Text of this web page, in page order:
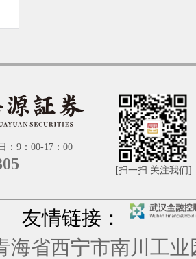
：9：00-17：00
[扫一扫 关注我们]
友情链接：
海省西宁市南川工